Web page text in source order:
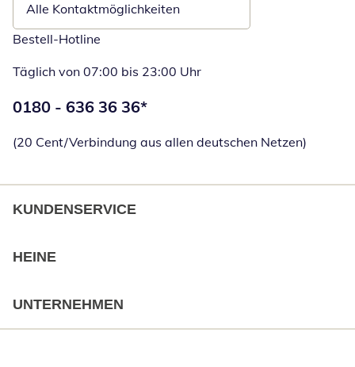
Alle Kontaktmöglichkeiten
Bestell-Hotline
Täglich von 07:00 bis 23:00 Uhr
Telefonnummer:
0180 - 636 36 36*
(20 Cent/Verbindung aus allen deutschen Netzen)
KUNDENSERVICE
HEINE
UNTERNEHMEN